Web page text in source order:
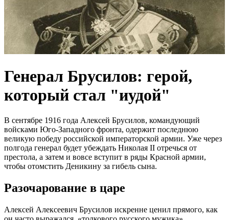
Генерал Брусилов: герой,
который стал "иудой"
В сентябре 1916 года Алексей Брусилов, командующий
войсками Юго-Западного фронта, одержит последнюю
великую победу российской императорской армии. Уже через
полгода генерал будет убеждать Николая II отречься от
престола, а затем и вовсе вступит в ряды Красной армии,
чтобы отомстить Деникину за гибель сына.
Разочарование в царе
Алексей Алексеевич Брусилов искренне ценил прямого, как